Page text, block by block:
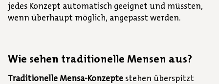
jedes Konzept automatisch geeignet und müssten,
wenn überhaupt möglich, angepasst werden.
Wie sehen traditionelle Mensen aus?
Traditionelle Mensa-Konzepte stehen überspitzt